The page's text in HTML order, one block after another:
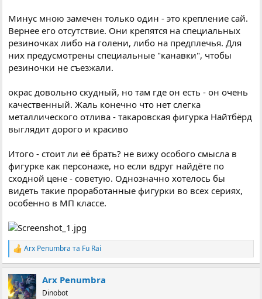
Минус мною замечен только один - это крепление сай.
Вернее его отсутствие. Они крепятся на специальных
резиночках либо на голени, либо на предплечья. Для
них предусмотрены специальные "канавки", чтобы
резиночки не съезжали.
окрас довольно скудный, но там где он есть - он очень
качественный. Жаль конечно что нет слегка
металлического отлива - такаровская фигурка Найтбёрд
выглядит дорого и красиво
Итого - стоит ли её брать? не вижу особого смысла в
фигурке как персонаже, но если вдруг найдёте по
сходной цене - советую. Однозначно хотелось бы
видеть такие проработанные фигурки во всех сериях,
особенно в МП классе.
Р
е
к
ц
Arx Penumbra та Fu Rai
Arx Penumbra
Dinobot